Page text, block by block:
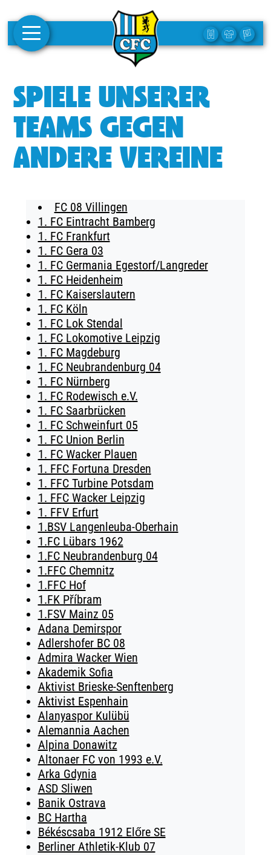
1. MANNSCHAFT
FRAUEN
CAMPUS
CLUBMITGLIEDSCHAFT
BUSINESS
SÜDKURVE
TICKETING
SPIELE UNSERER
TEAMS GEGEN
ANDERE VEREINE
FC 08 Villingen
1. FC Eintracht Bamberg
1. FC Frankfurt
1. FC Gera 03
1. FC Germania Egestorf/Langreder
1. FC Heidenheim
1. FC Kaiserslautern
1. FC Köln
1. FC Lok Stendal
1. FC Lokomotive Leipzig
1. FC Magdeburg
1. FC Neubrandenburg 04
1. FC Nürnberg
1. FC Rodewisch e.V.
1. FC Saarbrücken
1. FC Schweinfurt 05
1. FC Union Berlin
1. FC Wacker Plauen
1. FFC Fortuna Dresden
1. FFC Turbine Potsdam
1. FFC Wacker Leipzig
1. FFV Erfurt
1.BSV Langenleuba-Oberhain
1.FC Lübars 1962
1.FC Neubrandenburg 04
1.FFC Chemnitz
1.FFC Hof
1.FK Příbram
1.FSV Mainz 05
Adana Demirspor
Adlershofer BC 08
Admira Wacker Wien
Akademik Sofia
Aktivist Brieske-Senftenberg
Aktivist Espenhain
Alanyaspor Kulübü
Alemannia Aachen
Alpina Donawitz
Altonaer FC von 1993 e.V.
Arka Gdynia
ASD Sliwen
Banik Ostrava
BC Hartha
Békéscsaba 1912 Előre SE
Berliner Athletik-Klub 07